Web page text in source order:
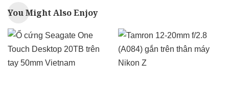
You Might Also Enjoy